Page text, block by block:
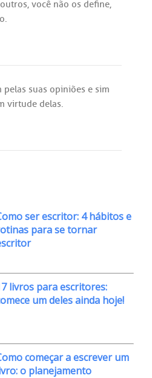
outros, você não os define,
.
pelas suas opiniões e sim
virtude delas.
ser escritor: 4 hábitos e
para se tornar
livros para escritores:
um deles ainda hoje!
começar a escrever um
o planejamento